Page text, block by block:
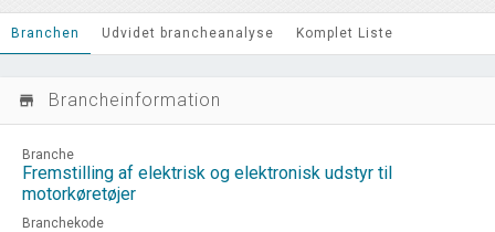
Branchen Udvidet brancheanalyse Komplet Liste
store_mall_directory Brancheinformation
Branche
Fremstilling af elektrisk og elektronisk udstyr til
motorkøretøjer
Branchekode